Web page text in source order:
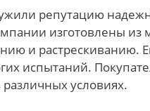
репутацию
изготовлены из
и растрескиванию.
испытаний.
условиях.